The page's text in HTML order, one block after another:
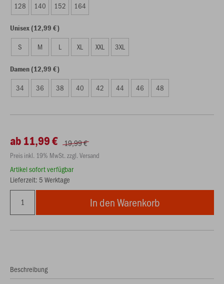
128 140 152 164
Unisex (12,99 €)
S M L XL XXL 3XL
Damen (12,99 €)
34 36 38 40 42 44 46 48
ab 11,99 € 19,99 €
Preis inkl. 19% MwSt. zzgl. Versand
Artikel sofort verfügbar
Lieferzeit: 5 Werktage
In den Warenkorb
Beschreibung